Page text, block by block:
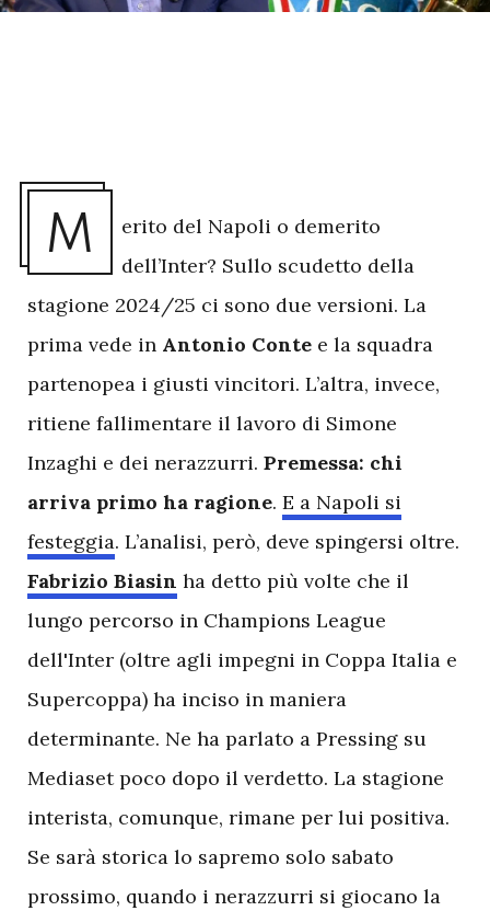
M
erito del Napoli o demerito
dell’Inter? Sullo scudetto della
stagione 2024/25 ci sono due versioni. La
prima vede in Antonio Conte e la squadra
partenopea i giusti vincitori. L’altra, invece,
ritiene fallimentare il lavoro di Simone
Inzaghi e dei nerazzurri. Premessa: chi
arriva primo ha ragione. E a Napoli si
festeggia. L’analisi, però, deve spingersi oltre.
Fabrizio Biasin ha detto più volte che il
lungo percorso in Champions League
dell'Inter (oltre agli impegni in Coppa Italia e
Supercoppa) ha inciso in maniera
determinante. Ne ha parlato a Pressing su
Mediaset poco dopo il verdetto. La stagione
interista, comunque, rimane per lui positiva.
Se sarà storica lo sapremo solo sabato
prossimo, quando i nerazzurri si giocano la